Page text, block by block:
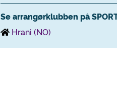
Se arrangørklubben på
Hrani (NO)